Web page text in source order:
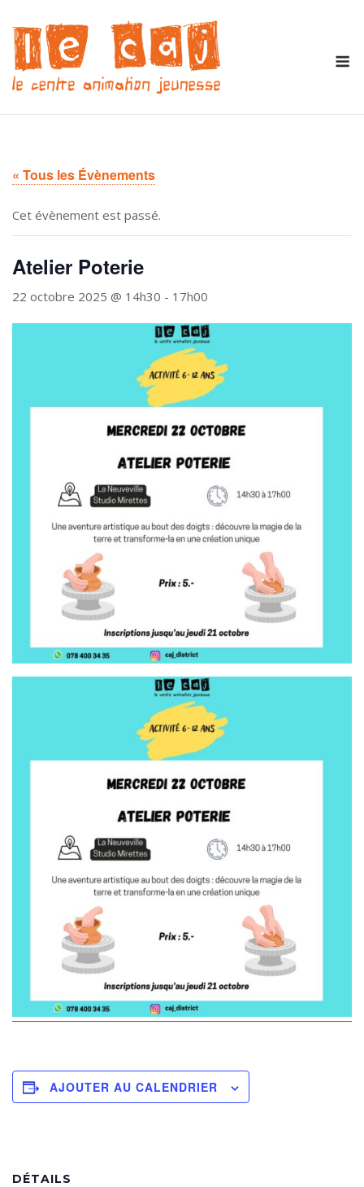
content
« Tous les Évènements
Cet évènement est passé.
Atelier Poterie
22 octobre 2025 @ 14h30 - 17h00
AJOUTER AU CALENDRIER
DÉTAILS